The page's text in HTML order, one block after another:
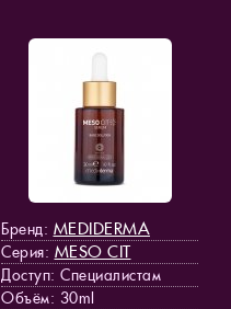
Бренд: MEDIDERMA
Серия: MESO СIT
Доступ: Специалистам
Объём: 30ml